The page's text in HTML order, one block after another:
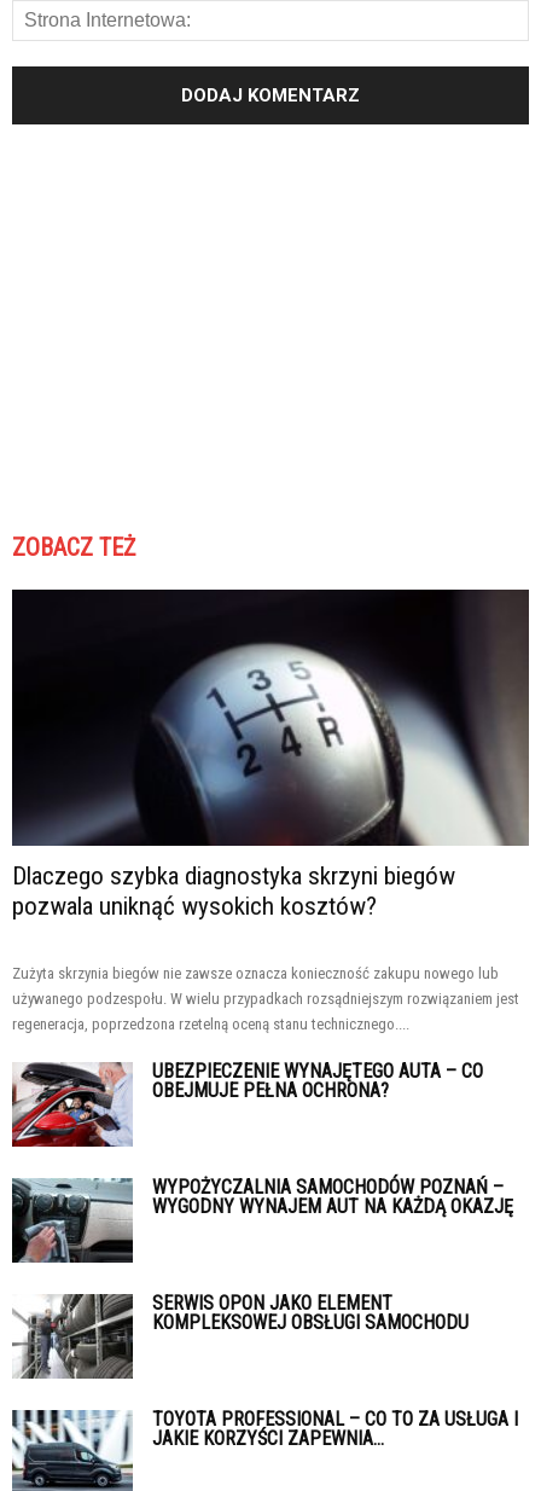
ZOBACZ TEŻ
Dlaczego szybka diagnostyka skrzyni biegów
pozwala uniknąć wysokich kosztów?
Zużyta skrzynia biegów nie zawsze oznacza konieczność zakupu nowego lub
używanego podzespołu. W wielu przypadkach rozsądniejszym rozwiązaniem jest
regeneracja, poprzedzona rzetelną oceną stanu technicznego....
UBEZPIECZENIE WYNAJĘTEGO AUTA – CO
OBEJMUJE PEŁNA OCHRONA?
WYPOŻYCZALNIA SAMOCHODÓW POZNAŃ –
WYGODNY WYNAJEM AUT NA KAŻDĄ OKAZJĘ
SERWIS OPON JAKO ELEMENT
KOMPLEKSOWEJ OBSŁUGI SAMOCHODU
TOYOTA PROFESSIONAL – CO TO ZA USŁUGA I
JAKIE KORZYŚCI ZAPEWNIA...